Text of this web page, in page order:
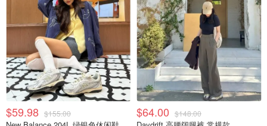
$59.98 $155.00 $64.00 $148.00